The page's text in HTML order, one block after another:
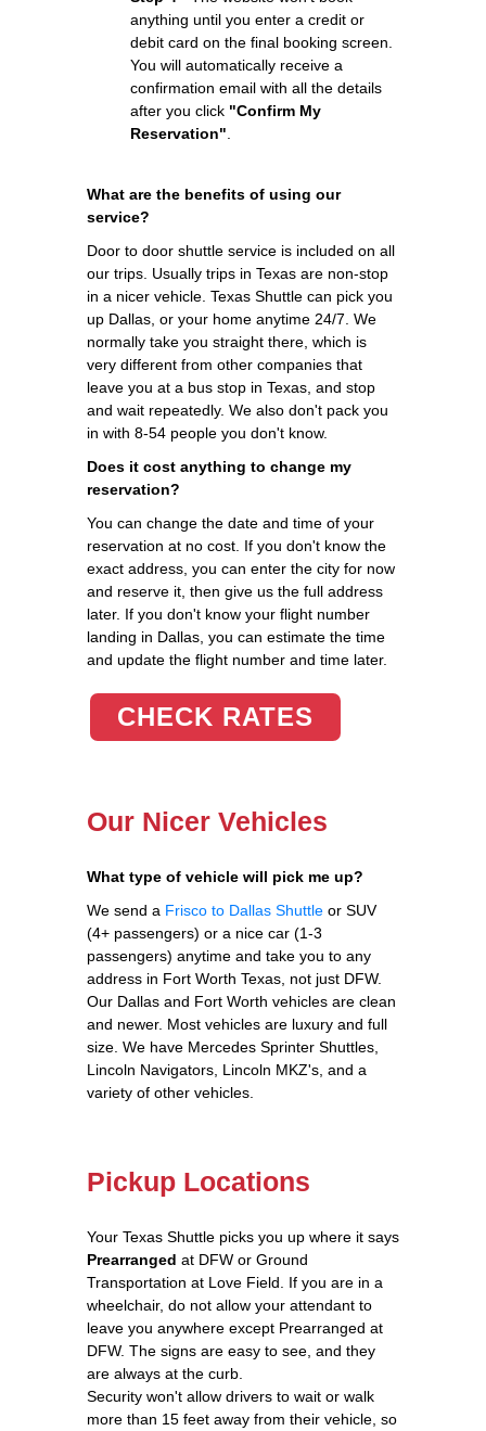
anything until you enter a credit or
debit card on the final booking screen.
You will automatically receive a
confirmation email with all the details
after you click "Confirm My
Reservation"
What are the benefits of using our
service?
Door to door shuttle service is included on all
our trips. Usually trips in Texas are non-stop
in a nicer vehicle. Texas Shuttle can pick you
up Dallas, or your home anytime 24/7. We
normally take you straight there, which is
very different from other companies that
leave you at a bus stop in Texas, and stop
and wait repeatedly. We also don't pack you
in with 8-54 people you don't know.
Does it cost anything to change my
reservation?
You can change the date and time of your
reservation at no cost. If you don't know the
exact address, you can enter the city for now
and reserve it, then give us the full address
later. If you don't know your flight number
landing in Dallas, you can estimate the time
and update the flight number and time later.
CHECK RATES
Our Nicer Vehicles
What type of vehicle will pick me up?
We send a Frisco to Dallas Shuttle or SUV
(4+ passengers) or a nice car (1-3
passengers) anytime and take you to any
address in Fort Worth Texas, not just DFW.
Our Dallas and Fort Worth vehicles are clean
and newer. Most vehicles are luxury and full
size. We have Mercedes Sprinter Shuttles,
Lincoln Navigators, Lincoln MKZ's, and a
variety of other vehicles.
Pickup Locations
Your Texas Shuttle picks you up where it says
Prearranged at DFW or Ground
Transportation at Love Field. If you are in a
wheelchair, do not allow your attendant to
leave you anywhere except Prearranged at
DFW. The signs are easy to see, and they
are always at the curb.
Security won't allow drivers to wait or walk
more than 15 feet away from their vehicle, so